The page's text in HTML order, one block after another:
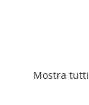
Mostra tutti